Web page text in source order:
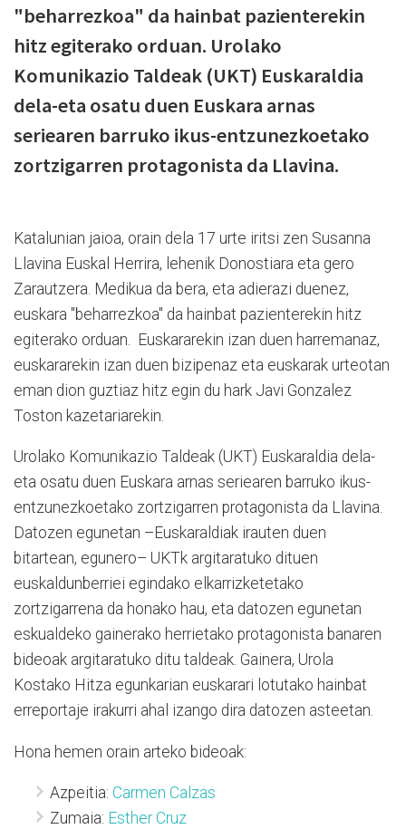
"beharrezkoa" da hainbat pazienterekin
hitz egiterako orduan. Urolako
Komunikazio Taldeak (UKT) Euskaraldia
dela-eta osatu duen Euskara arnas
seriearen barruko ikus-entzunezkoetako
zortzigarren protagonista da Llavina.
Katalunian jaioa, orain dela 17 urte iritsi zen Susanna
Llavina Euskal Herrira, lehenik Donostiara eta gero
Zarautzera. Medikua da bera, eta adierazi duenez,
euskara "beharrezkoa" da hainbat pazienterekin hitz
egiterako orduan. Euskararekin izan duen harremanaz,
euskararekin izan duen bizipenaz eta euskarak urteotan
eman dion guztiaz hitz egin du hark Javi Gonzalez
Toston kazetariarekin.
Urolako Komunikazio Taldeak (UKT) Euskaraldia dela-
eta osatu duen Euskara arnas seriearen barruko ikus-
entzunezkoetako zortzigarren protagonista da Llavina.
Datozen egunetan –Euskaraldiak irauten duen
bitartean, egunero– UKTk argitaratuko dituen
euskaldunberriei egindako elkarrizketetako
zortzigarrena da honako hau, eta datozen egunetan
eskualdeko gainerako herrietako protagonista banaren
bideoak argitaratuko ditu taldeak. Gainera, Urola
Kostako Hitza egunkarian euskarari lotutako hainbat
erreportaje irakurri ahal izango dira datozen asteetan.
Hona hemen orain arteko bideoak:
Azpeitia: Carmen Calzas
Zumaia: Esther Cruz